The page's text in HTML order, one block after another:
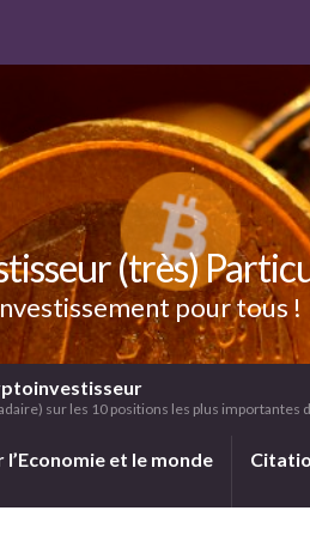
(très)
pour tous !
sur les 10 positions les plus importantes
l’Economie et le monde